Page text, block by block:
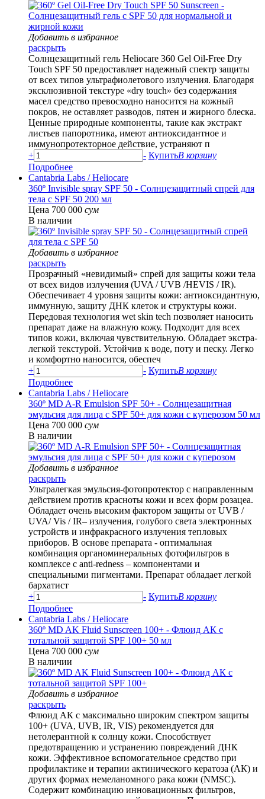
Добавить в избранное
раскрыть
Солнцезащитный гель Heliocare 360 Gel Oil-Free Dry
Touch SPF 50 предоставляет надежный спектр защиты
от всех типов ультрафиолетового излучения. Благодаря
эксклюзивной текстуре «dry touch» без содержания
масел средство превосходно наносится на кожный
покров, не оставляет разводов, пятен и жирного блеска.
Ценные природные компоненты, такие как экстракт
листьев папоротника, имеют антиоксидантное и
иммунопротекторное действие, устраняют п
+
- КупитьВ корзину
Подробнее
Cantabria Labs / Heliocare
360º Invisible spray SPF 50 - Солнцезащитный спрей для
тела с SPF 50 200 мл
Цена 700 000 сум
В наличии
Добавить в избранное
раскрыть
Прозрачный «невидимый» спрей для защиты кожи тела
от всех видов излучения (UVA / UVB /HEVIS / IR).
Обеспечивает 4 уровня защиты кожи: антиоксидантную,
иммунную, защиту ДНК клеток и структуры кожи.
Передовая технология wet skin tech позволяет наносить
препарат даже на влажную кожу. Подходит для всех
типов кожи, включая чувствительную. Обладает экстра-
легкой текстурой. Устойчив к воде, поту и песку. Легко
и комфортно наносится, обеспеч
+
- КупитьВ корзину
Подробнее
Cantabria Labs / Heliocare
360º MD A-R Emulsion SPF 50+ - Солнцезащитная
эмульсия для лица с SPF 50+ для кожи c куперозом 50 мл
Цена 700 000 сум
В наличии
Добавить в избранное
раскрыть
Ультралегкая эмульсия-фотопротектор с направленным
действием против красноты кожи и всех форм розацеа.
Обладает очень высоким фактором защиты от UVB /
UVA/ Vis / IR– излучения, голубого света электронных
устройств и инфракрасного излучения тепловых
приборов. В основе препарата - оптимальная
комбинация органоминеральных фотофильтров в
комплексе с anti-redness – компонентами и
специальными пигментами. Препарат обладает легкой
бархатист
+
- КупитьВ корзину
Подробнее
Cantabria Labs / Heliocare
360º MD AK Fluid Sunscreen 100+ - Флюид АК с
тотальной защитой SPF 100+ 50 мл
Цена 700 000 сум
В наличии
Добавить в избранное
раскрыть
Флюид АК с максимально широким спектром защиты
100+ (UVA, UVB, IR, VIS) рекомендуется для
нетолерантной к солнцу кожи. Способствует
предотвращению и устранению повреждений ДНК
кожи. Эффективное вспомогательное средство при
профилактике и терапии актинического кератоза (АК) и
других формах немеланомного рака кожи (NMSC).
Содержит комбинацию инновационных фильтров,